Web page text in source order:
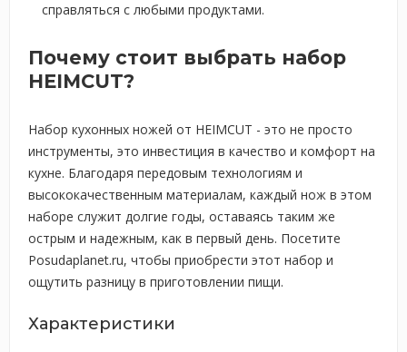
справляться с любыми продуктами.
Почему стоит выбрать набор
HEIMCUT?
Набор кухонных ножей от HEIMCUT - это не просто
инструменты, это инвестиция в качество и комфорт на
кухне. Благодаря передовым технологиям и
высококачественным материалам, каждый нож в этом
наборе служит долгие годы, оставаясь таким же
острым и надежным, как в первый день. Посетите
Posudaplanet.ru, чтобы приобрести этот набор и
ощутить разницу в приготовлении пищи.
Характеристики